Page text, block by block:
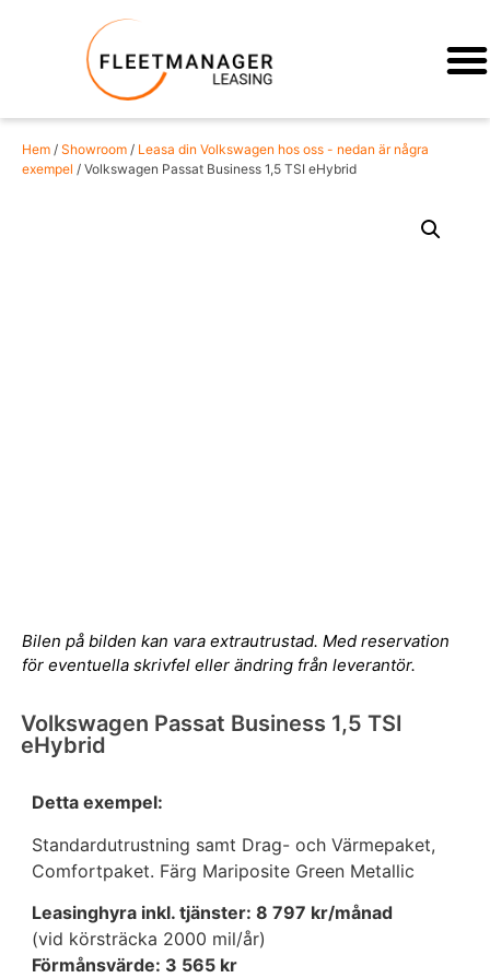
Hem / Showroom / Leasa din Volkswagen hos oss - nedan är några
exempel / Volkswagen Passat Business 1,5 TSI eHybrid
Bilen på bilden kan vara extrautrustad. Med reservation
för eventuella skrivfel eller ändring från leverantör.
Volkswagen Passat Business 1,5 TSI
eHybrid
Detta exempel:
Standardutrustning samt Drag- och Värmepaket,
Comfortpaket. Färg Mariposite Green Metallic
Leasinghyra inkl. tjänster: 8 797 kr/månad
(vid körsträcka 2000 mil/år)
Förmånsvärde: 3 565 kr